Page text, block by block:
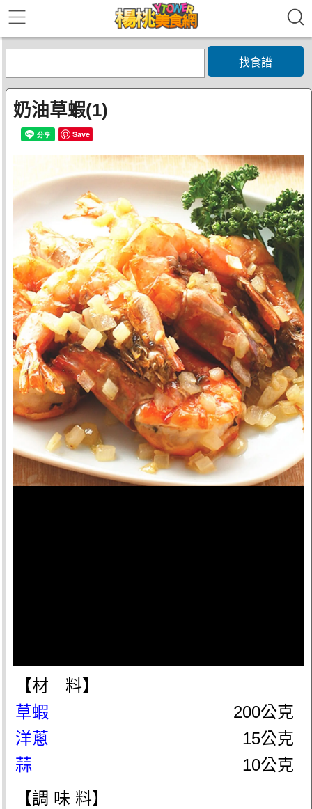
找食譜
奶油草蝦(1)
Save
【材 料】
草蝦
200公克
洋蔥
15公克
蒜
10公克
【調 味 料】